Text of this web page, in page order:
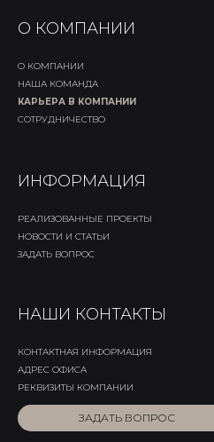
КОНТАКТНАЯ ИНФОРМАЦИЯ
АДРЕС ОФИСА
РЕКВИЗИТЫ КОМПАНИИ
О КОМПАНИИ
О КОМПАНИИ
НАША КОМАНДА
КАРЬЕРА В КОМПАНИИ
СОТРУДНИЧЕСТВО
ИНФОРМАЦИЯ
РЕАЛИЗОВАННЫЕ ПРОЕКТЫ
НОВОСТИ И СТАТЬИ
ЗАДАТЬ ВОПРОС
НАШИ КОНТАКТЫ
ЗАДАТЬ ВОПРОС